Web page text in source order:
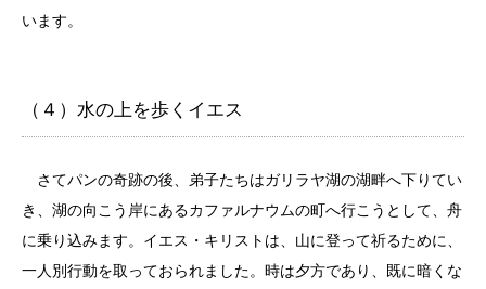
います。
（４）水の上を歩くイエス
さてパンの奇跡の後、弟子たちはガリラヤ湖の湖畔へ下りてい
き、湖の向こう岸にあるカファルナウムの町へ行こうとして、舟
に乗り込みます。イエス・キリストは、山に登って祈るために、
一人別行動を取っておられました。時は夕方であり、既に暗くな